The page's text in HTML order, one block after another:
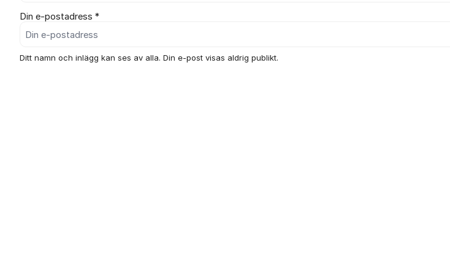
Din e-postadress *
Ditt namn och inlägg kan ses av alla. Din e-post visas aldrig publikt.